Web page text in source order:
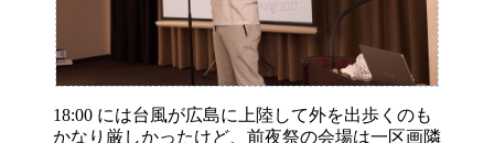
18:00 には台風が広島に上陸して外を出歩くのも
かなり厳しかったけど、前夜祭の会場は一区画隣